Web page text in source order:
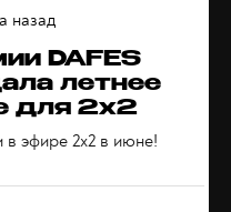
DAFES
летнее
для 2х2
эфире 2х2 в июне!
назад